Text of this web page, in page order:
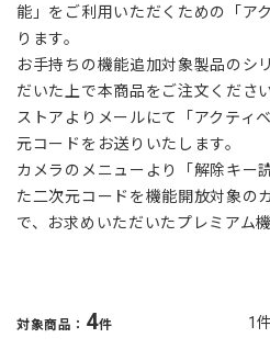
を
開
く
能」をご利用いただくための「ア
ります。
お手持ちの機能追加対象製品のシ
だいた上で本商品をご注文くださ
ストアよりメールにて「アクティ
元コードをお送りいたします。
カメラのメニューより「解除キー
た二次元コードを機能開放対象の
で、お求めいただいたプレミアム
対象商品： 4件 1